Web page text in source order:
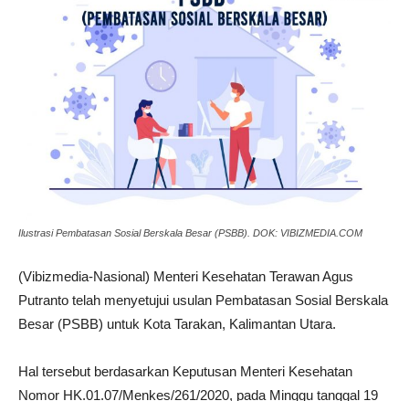
Ilustrasi Pembatasan Sosial Berskala Besar (PSBB). DOK: VIBIZMEDIA.COM
(Vibizmedia-Nasional) Menteri Kesehatan Terawan Agus
Putranto telah menyetujui usulan Pembatasan Sosial Berskala
Besar (PSBB) untuk Kota Tarakan, Kalimantan Utara.
Hal tersebut berdasarkan Keputusan Menteri Kesehatan
Nomor HK.01.07/Menkes/261/2020, pada Minggu tanggal 19